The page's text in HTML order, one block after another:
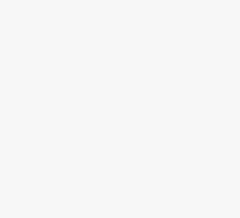
طيران أو أكثر، فإن هذه
حدة ولا تمتد إلى
الحقوق القانونية التي